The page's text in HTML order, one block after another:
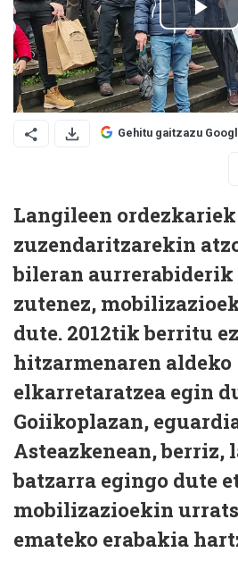
Gehitu gaitzazu
Langileen ordezkariek
zuzendaritzarekin
bileran aurrerabiderik
zutenez,
dute. 2012tik berritu
hitzarmenaren aldeko
elkarretaratzea egin
Goiikoplazan,
Asteazkenean, berriz,
batzarra egingo dute
mobilizazioekin
emateko erabakia